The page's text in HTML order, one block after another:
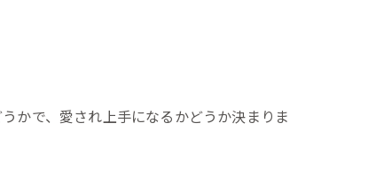
かで、愛され上手になるかどうか決まりま